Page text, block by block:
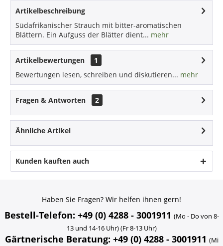
Artikelbeschreibung
Südafrikanischer Strauch mit bitter-aromatischen
Blättern. Ein Aufguss der Blätter dient... mehr
Artikelbewertungen
1
Bewertungen lesen, schreiben und diskutieren... mehr
Fragen & Antworten 2
Ähnliche Artikel
Kunden kauften auch
Haben Sie Fragen? Wir helfen ihnen gern!
Bestell-Telefon: +49 (0) 4288 - 3001911 (Mo - Do von 8-
13 und 14-16 Uhr) (Fr 8-13 Uhr)
Gärtnerische Beratung: +49 (0) 4288 - 3001911 (Mi